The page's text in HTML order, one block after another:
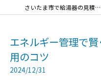
さいたま市で給湯器の見積・設置・交換なら「武蔵野住設」
エネルギー管理で
用のコツ
2024/12/31